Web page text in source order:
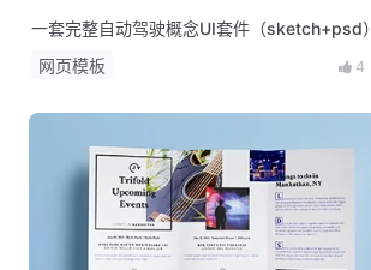
一套完整自动驾驶概念UI套件（sketch+psd）
网页模板
4